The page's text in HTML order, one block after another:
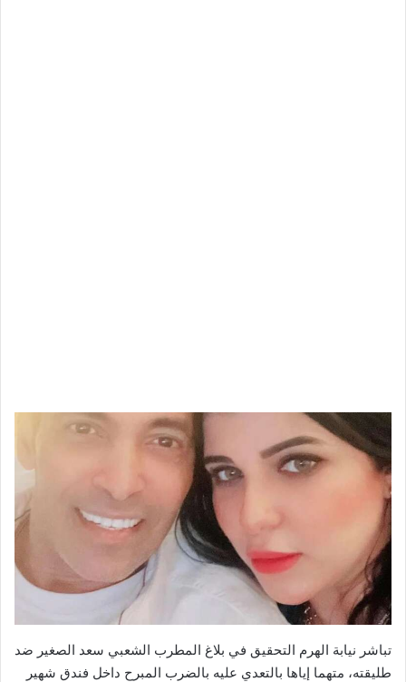
تباشر نيابة الهرم التحقيق في بلاغ المطرب الشعبي سعد الصغير ضد
طليقته، متهما إياها بالتعدي عليه بالضرب المبرح داخل فندق شهير